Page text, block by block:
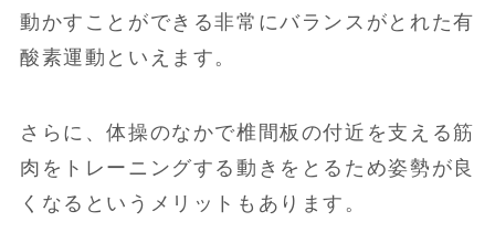
動かすことができる非常にバランスがとれた有
酸素運動といえます。
さらに、体操のなかで椎間板の付近を支える筋
肉をトレーニングする動きをとるため姿勢が良
くなるというメリットもあります。